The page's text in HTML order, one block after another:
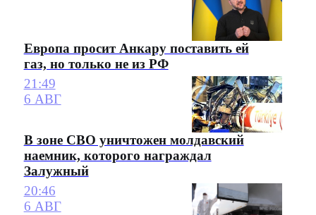
Европа просит Анкару поставить ей
газ, но только не из РФ
21:49
6 АВГ
В зоне СВО уничтожен молдавский
наемник, которого награждал
Залужный
20:46
6 АВГ